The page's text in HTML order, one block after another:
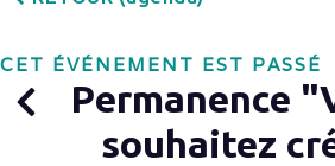
CET ÉVÉNEMENT EST PASSÉ
Permanence
souhaitez